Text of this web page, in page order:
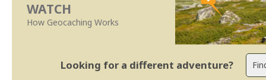
WATCH
How Geocaching Works
Looking for a different adventure?